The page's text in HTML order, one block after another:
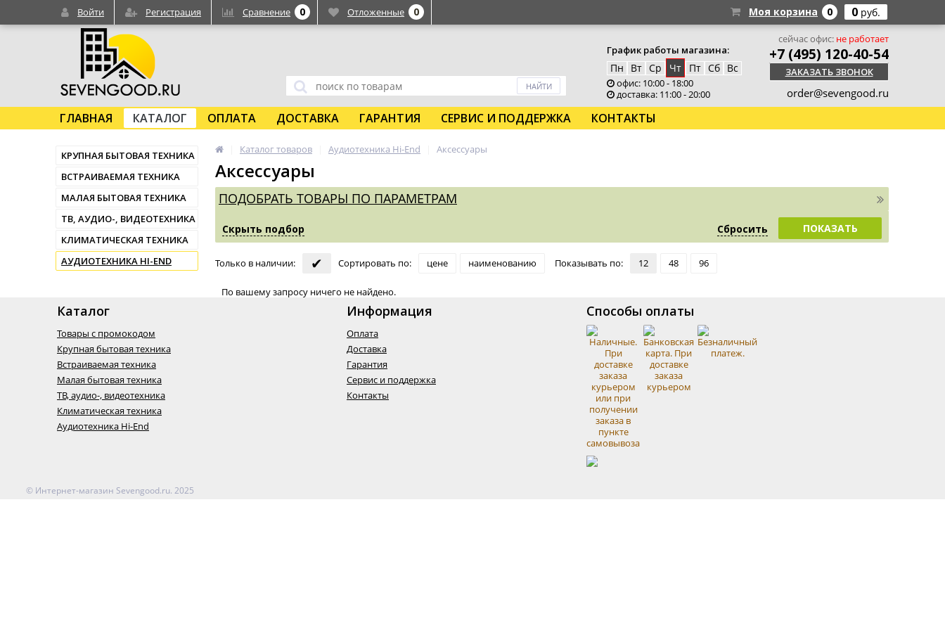
График работы магазина:
Пн Вт Ср Чт Пт Сб Вс
офис: 10:00 - 18:00
доставка: 11:00 - 20:00
сейчас офис: не работает
+7 (495) 120-40-54
ЗАКАЗАТЬ ЗВОНОК
order@sevengood.ru
ГЛАВНАЯ КАТАЛОГ ОПЛАТА ДОСТАВКА ГАРАНТИЯ СЕРВИС И ПОДДЕРЖКА КОНТАКТЫ
КРУПНАЯ БЫТОВАЯ ТЕХНИКА
ВСТРАИВАЕМАЯ ТЕХНИКА
МАЛАЯ БЫТОВАЯ ТЕХНИКА
ТВ, АУДИО-, ВИДЕОТЕХНИКА
КЛИМАТИЧЕСКАЯ ТЕХНИКА
АУДИОТЕХНИКА HI-END
Каталог товаров Аудиотехника Hi-End Аксессуары
Аксессуары
ПОДОБРАТЬ ТОВАРЫ ПО ПАРАМЕТРАМ
Скрыть подбор ПОКАЗАТЬ
Сбросить
Только в наличии: ✔ Сортировать по: цене наименованию Показывать по: 12 48 96
По вашему запросу ничего не найдено.
Каталог
Товары с промокодом
Крупная бытовая техника
Встраиваемая техника
Малая бытовая техника
ТВ, аудио-, видеотехника
Климатическая техника
Аудиотехника Hi-End
Информация
Оплата
Доставка
Гарантия
Сервис и поддержка
Контакты
Способы оплаты
© Интернет-магазин Sevengood.ru. 2025
Войти Регистрация Сравнение 0 Отложенные 0 Моя корзина 0 0 руб.